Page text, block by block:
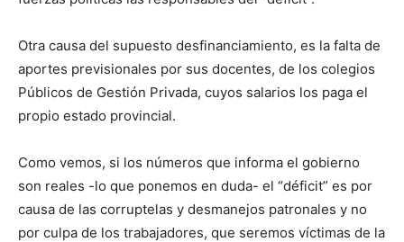
Otra causa del supuesto desfinanciamiento, es la falta de
aportes previsionales por sus docentes, de los colegios
Públicos de Gestión Privada, cuyos salarios los paga el
propio estado provincial.
Como vemos, si los números que informa el gobierno
son reales -lo que ponemos en duda- el “déficit” es por
causa de las corruptelas y desmanejos patronales y no
por culpa de los trabajadores, que seremos víctimas de la